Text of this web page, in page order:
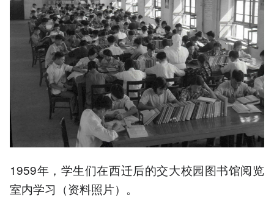
1959年，学生们在西迁后的交大校园图书馆阅览
室内学习（资料照片）。